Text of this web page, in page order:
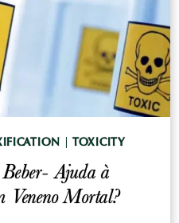
TOXICITY
Ajuda à
Veneno Mortal?